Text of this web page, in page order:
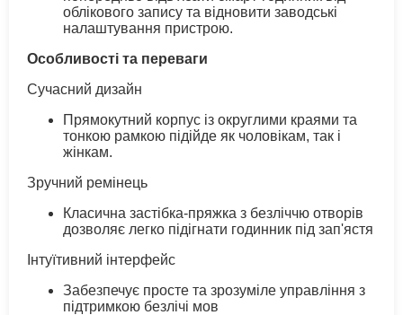
облікового запису та відновити заводські
налаштування пристрою.
Особливості та переваги
Сучасний дизайн
Прямокутний корпус із округлими краями та
тонкою рамкою підійде як чоловікам, так і
жінкам.
Зручний ремінець
Класична застібка-пряжка з безліччю отворів
дозволяє легко підігнати годинник під зап'ястя
Інтуїтивний інтерфейс
Забезпечує просте та зрозуміле управління з
підтримкою безлічі мов